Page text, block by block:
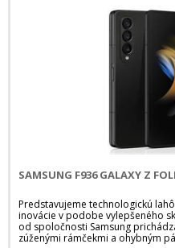
SAMSUNG F936 GALAXY Z
Predstavujeme technologickú
inovácie v podobe vylepšeného
od spoločnosti Samsung
zúženými rámčekmi a ohybným